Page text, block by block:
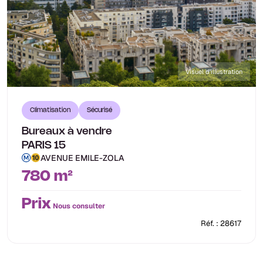
Visuel d'illustration
Climatisation Sécurisé
Bureaux à vendre
PARIS 15
AVENUE EMILE-ZOLA
780 m²
Prix Nous consulter
Réf. : 28617